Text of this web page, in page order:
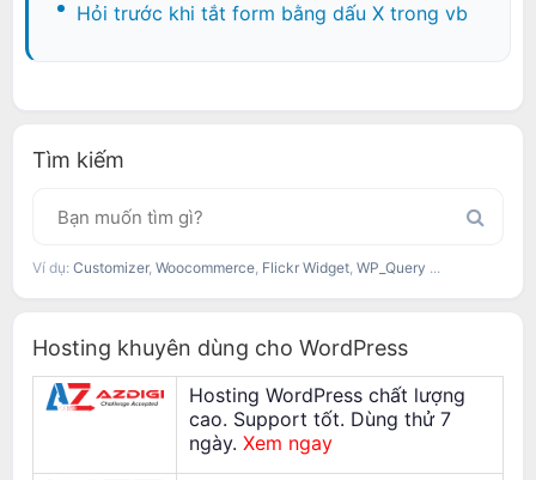
Hỏi trước khi tắt form bằng dấu X trong vb
Tìm kiếm
Ví dụ: Customizer, Woocommerce, Flickr Widget, WP_Query ...
Hosting khuyên dùng cho WordPress
Hosting WordPress chất lượng
cao. Support tốt. Dùng thử 7
ngày. Xem ngay